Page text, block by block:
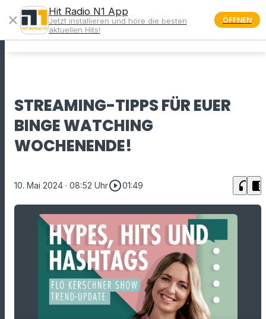
menu
STREAMING-TIPPS FÜR EUER
BINGE WATCHING
WOCHENENDE!
10. Mai 2024 · 08:52 Uhrplay_circle_outline01:49 headphones chrome_reader_mode
close
Hit Radio N1 App
Jetzt installieren und höre die besten
aktuellen Hits!
ÖFFNEN